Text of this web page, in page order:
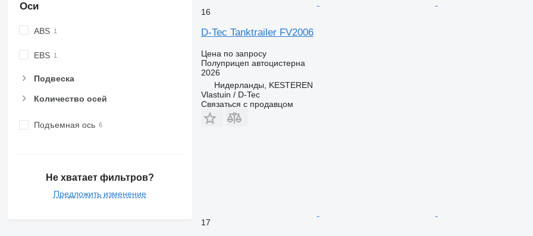
Оси
ABS
EBS
Подвеска
Количество осей
Подъемная ось
Не хватает фильтров?
Предложить изменение
16
D-Tec Tanktrailer FV2006
Цена по запросу
Полуприцеп автоцистерна
2026
Нидерланды, KESTEREN
Vlastuin / D-Tec
Связаться с продавцом
17